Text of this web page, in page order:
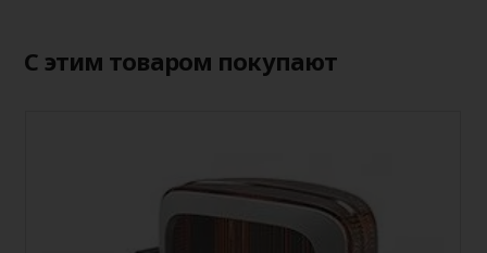
С этим товаром покупают